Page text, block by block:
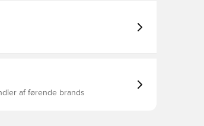
af førende brands